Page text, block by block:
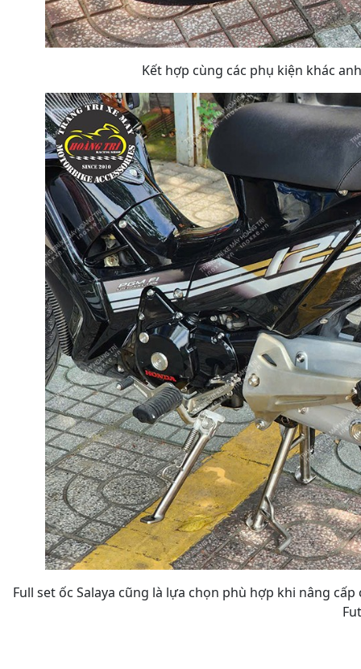
Kết hợp cùng các phụ kiện khác
Full set ốc Salaya cũng là lựa chọn phù hợp khi nâng